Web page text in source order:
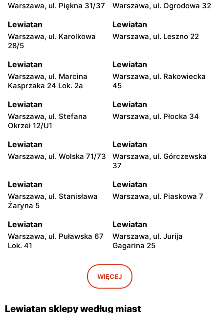
Warszawa, ul. Piękna 31/37 Warszawa, ul. Ogrodowa 32
Lewiatan
Warszawa, ul. Karolkowa
28/5
Lewiatan
Warszawa, ul. Leszno 22
Lewiatan
Warszawa, ul. Marcina
Kasprzaka 24 Lok. 2a
Lewiatan
Warszawa, ul. Rakowiecka
45
Lewiatan
Warszawa, ul. Stefana
Okrzei 12/U1
Lewiatan
Warszawa, ul. Płocka 34
Lewiatan
Warszawa, ul. Wolska 71/73
Lewiatan
Warszawa, ul. Górczewska
37
Lewiatan
Warszawa, ul. Stanisława
Żaryna 5
Lewiatan
Warszawa, ul. Piaskowa 7
Lewiatan
Warszawa, ul. Puławska 67
Lok. 41
Lewiatan
Warszawa, ul. Jurija
Gagarina 25
Warszawa, ul. Egipska 4
Lewiatan
Warszawa, ul. Elbląska 37
Warszawa, ul. Erazma
Warszawa, ul.
WIĘCEJ
Lewiatan sklepy według miast